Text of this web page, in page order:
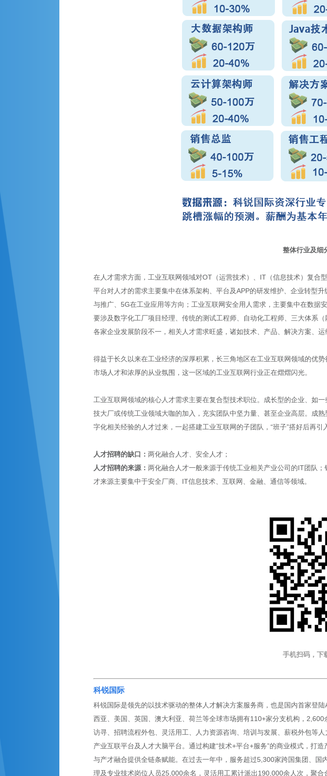
整体行业及细
在人才需求方面，工业互联网领域对OT（运营技术）、IT（信息技术）复合
平台对人才的需求主要集中在体系架构、平台及APP的研发维护、企业转型
与推广、5G在工业应用等方向；工业互联网安全用人需求，主要集中在数
要涉及数字化工厂项目经理、传统的测试工程师、自动化工程师、三大体系
各家企业发展阶段不一，相关人才需求旺盛，诸如技术、产品、解决方案、
得益于长久以来在工业经济的深厚积累，长三角地区在工业互联网领域的优
市场人才和浓厚的从业氛围，这一区域的工业互联网行业正在熠熠闪光。
工业互联网领域的核心人才需求主要在复合型技术职位。成长型的企业、如
技大厂或传统工业领域大咖的加入，充实团队中坚力量、甚至企业高层。成
字化相关经验的人才过来，一起搭建工业互联网的子团队，“班子”搭好后再引
人才招聘的缺口： 两化融合人才、安全人才；
人才招聘的来源： 两化融合人才一般来源于传统工业相关产业公司的IT团队
才来源主要集中于安全厂商、IT信息技术、互联网、金融、通信等领域。
手机扫码，下
科锐国际
科锐国际是领先的以技术驱动的整体人才解决方案服务商，也是国内首家登
西亚、美国、英国、澳大利亚、荷兰等全球市场拥有110+家分支机构，
访寻、招聘流程外包、灵活用工、人力资源咨询、培训与发展、薪税外包等
产业互联平台及人才大脑平台。通过构建“技术+平台+服务”的商业模式，打
与产才融合提供全链条赋能。在过去一年中，服务超过5,300家跨国集团、
理及专业技术岗位人员25,000余名，灵活用工累计派出190,000余人次，聚合